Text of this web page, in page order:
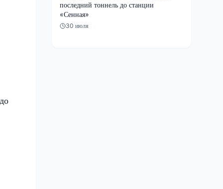
последний тоннель до станции
«Сенная»
30 июля